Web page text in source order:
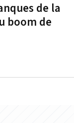
de la
boom de